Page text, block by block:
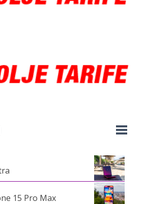
15 Pro Max